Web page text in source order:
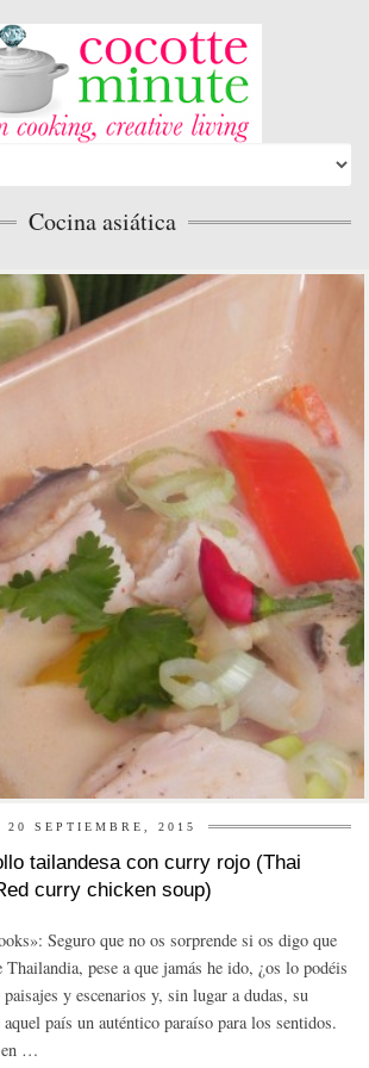
Cocina asiática
20 SEPTIEMBRE, 2015
tailandesa con curry rojo (Thai
curry chicken soup)
Seguro que no os sorprende si os digo que
Thailandia, pese a que jamás he ido, ¿os lo podéis
y escenarios y, sin lugar a dudas, su
país un auténtico paraíso para los sentidos.
en …